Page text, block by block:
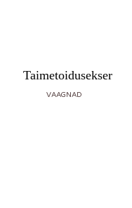
Taimetoidusekser
VAAGNAD